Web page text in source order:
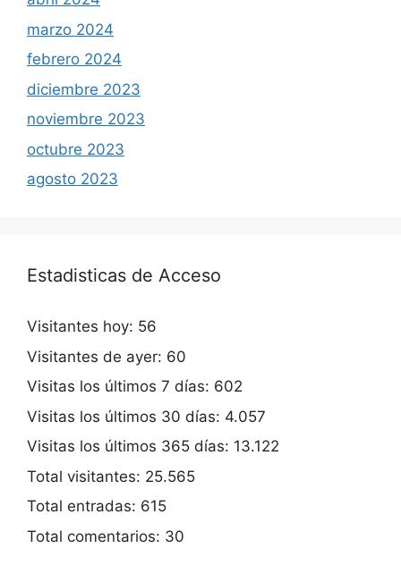
marzo 2024
febrero 2024
diciembre 2023
noviembre 2023
octubre 2023
agosto 2023
Estadisticas de Acceso
Visitantes hoy: 56
Visitantes de ayer: 60
Visitas los últimos 7 días: 602
Visitas los últimos 30 días: 4.057
Visitas los últimos 365 días: 13.122
Total visitantes: 25.565
Total entradas: 615
Total comentarios: 30